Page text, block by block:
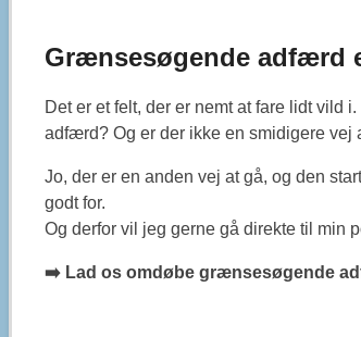
Grænsesøgende adfærd
Det er et felt, der er nemt at fare lidt vild
adfærd? Og er der ikke en smidigere
Jo, der er en anden vej at gå, og den
godt for.
Og derfor vil jeg gerne gå direkte til min
➡️ Lad os omdøbe grænsesøgende